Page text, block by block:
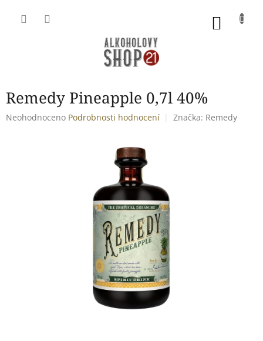
Remedy Pineapple 0,7l 40%
Průměrné
Neohodnoceno Podrobnosti hodnocení Značka: Remedy